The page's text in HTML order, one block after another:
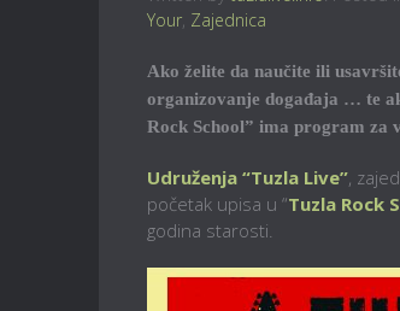
Your, Zajednica
Ako želite da naučite ili
organizovanje događaja … te
Rock School” ima program za
Udruženja “Tuzla Live”,
početak upisa u “Tuzla Rock
godina starosti.